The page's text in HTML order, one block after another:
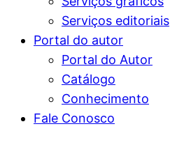
Serviços editoriais
Portal do autor
Portal do Autor
Catálogo
Conhecimento
Fale Conosco